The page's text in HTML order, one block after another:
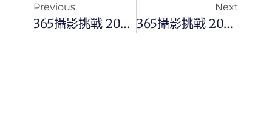
Previous
365攝影挑戰 20251216(二)350/365 Day3619
Next
365攝影挑戰 20251218(四)352/365 Day3621